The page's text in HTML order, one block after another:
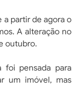
a partir de agora o
A alteração no
outubro.
foi pensada para
um imóvel, mas